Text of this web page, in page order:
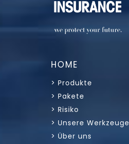
HOME
> Produkte
> Pakete
> Risiko
> Unsere Werkzeuge
> Über uns